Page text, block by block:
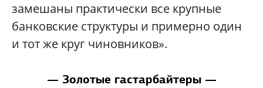
замешаны практически все крупные
банковские структуры и примерно один
и тот же круг чиновников».
— Золотые гастарбайтеры —